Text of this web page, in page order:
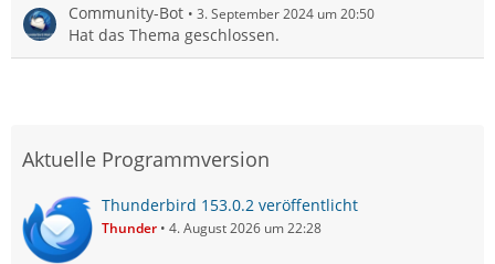
Community-Bot 3. September 2024 um 20:50
Hat das Thema geschlossen.
Aktuelle Programmversion
Thunderbird 153.0.2 veröffentlicht
Thunder 4. August 2026 um 22:28